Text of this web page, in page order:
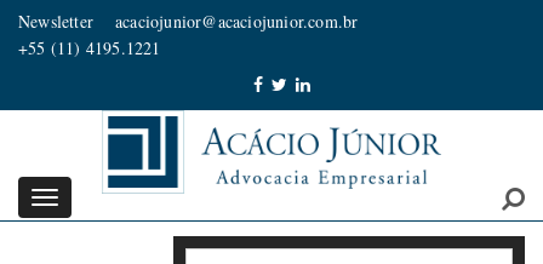
Newsletter
acaciojunior@acaciojunior.com.br
+55 (11) 4195.1221
Toggle
navigation